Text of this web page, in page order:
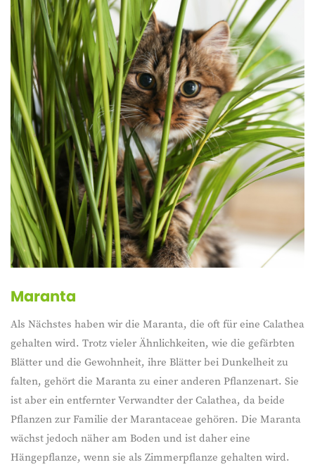
Maranta
Als Nächstes haben wir die Maranta, die oft für eine Calathea
gehalten wird. Trotz vieler Ähnlichkeiten, wie die gefärbten
Blätter und die Gewohnheit, ihre Blätter bei Dunkelheit zu
falten, gehört die Maranta zu einer anderen Pflanzenart. Sie
ist aber ein entfernter Verwandter der Calathea, da beide
Pflanzen zur Familie der Marantaceae gehören. Die Maranta
wächst jedoch näher am Boden und ist daher eine
Hängepflanze, wenn sie als Zimmerpflanze gehalten wird.